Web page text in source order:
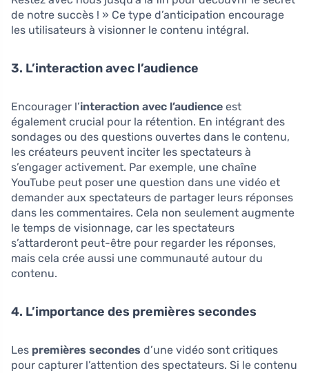
de notre succès ! » Ce type d’anticipation encourage
les utilisateurs à visionner le contenu intégral.
3. L’interaction avec l’audience
Encourager l’interaction avec l’audience est
également crucial pour la rétention. En intégrant des
sondages ou des questions ouvertes dans le contenu,
les créateurs peuvent inciter les spectateurs à
s’engager activement. Par exemple, une chaîne
YouTube peut poser une question dans une vidéo et
demander aux spectateurs de partager leurs réponses
dans les commentaires. Cela non seulement augmente
le temps de visionnage, car les spectateurs
s’attarderont peut-être pour regarder les réponses,
mais cela crée aussi une communauté autour du
contenu.
4. L’importance des premières secondes
Les premières secondes d’une vidéo sont critiques
pour capturer l’attention des spectateurs. Si le contenu